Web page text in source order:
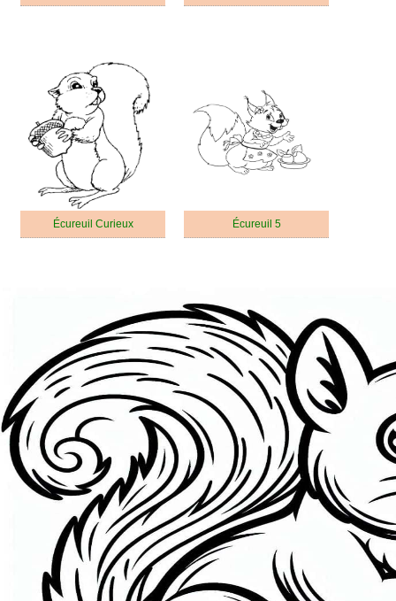
Écureuil Curieux Écureuil 5